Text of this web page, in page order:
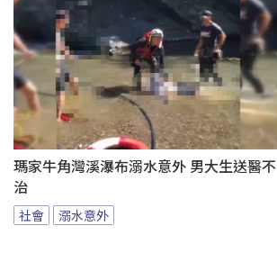
瑪家牛角灣溪瀑布溺水意外 男大生送醫不
治
社會 溺水意外